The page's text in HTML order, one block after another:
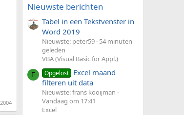
Nieuwste berichten
Tabel in een Tekstvenster in
Word 2019
Nieuwste: peter59 54 minuten
geleden
VBA (Visual Basic for Appl.)
F Opgelost Excel maand
filteren uit data
Nieuwste: frans kooijman
Vandaag om 17:41
Excel